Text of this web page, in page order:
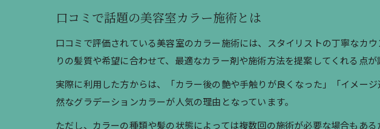
口コミで話題の美容室カラー施術とは
口コミで評価されている美容室のカラー施術には、スタイリストの丁寧なカ
りの髪質や希望に合わせて、最適なカラー剤や施術方法を提案してくれる点が
実際に利用した方からは、「カラー後の艶や手触りが良くなった」「イメー
然なグラデーションカラーが人気の理由となっています。
ただし、カラーの種類や髪の状態によっては複数回の施術が必要な場合もあ